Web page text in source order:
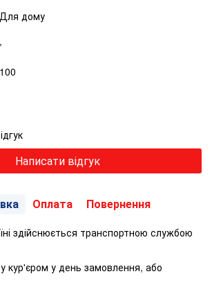
Для дому
,
100
Написати відгук
Оплата Повернення
здійснюється транспортною службою
кур'єром у день замовлення, або